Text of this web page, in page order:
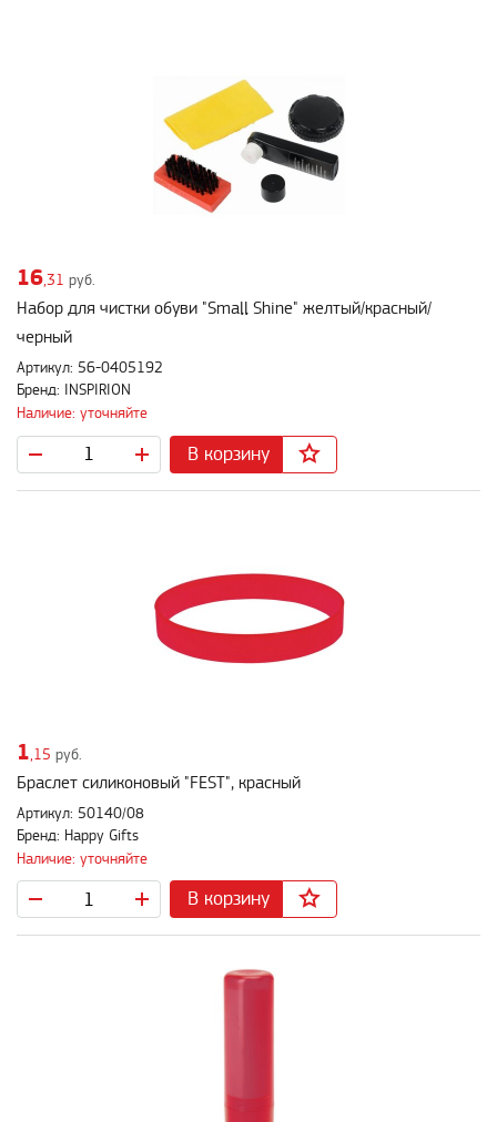
16,31 руб.
Набор для чистки обуви "Small Shine" желтый/красный/
черный
Артикул: 56-0405192
Бренд: INSPIRION
Наличие: уточняйте
В корзину
1 ,15 руб.
Браслет силиконовый "FEST", красный
Артикул: 50140/08
Бренд: Happy Gifts
Наличие: уточняйте
В корзину